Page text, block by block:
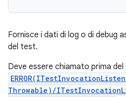
Fornisce i dati di log o di debug
del test.
Deve essere chiamato prima del
Throwable)/